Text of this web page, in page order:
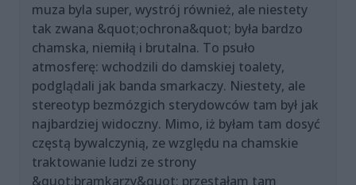
muza byla super, wystrój również, ale niestety
tak zwana &quot;ochrona&quot; była bardzo
chamska, niemiłą i brutalna. To psuło
atmosferę: wchodzili do damskiej toalety,
podglądali jak banda smarkaczy. Niestety, ale
stereotyp bezmózgich sterydowców tam był jak
najbardziej widoczny. Mimo, iż byłam tam dosyć
częstą bywalczynią, ze względu na chamskie
traktowanie ludzi ze strony
&quot;bramkarzy&quot; przestałam tam